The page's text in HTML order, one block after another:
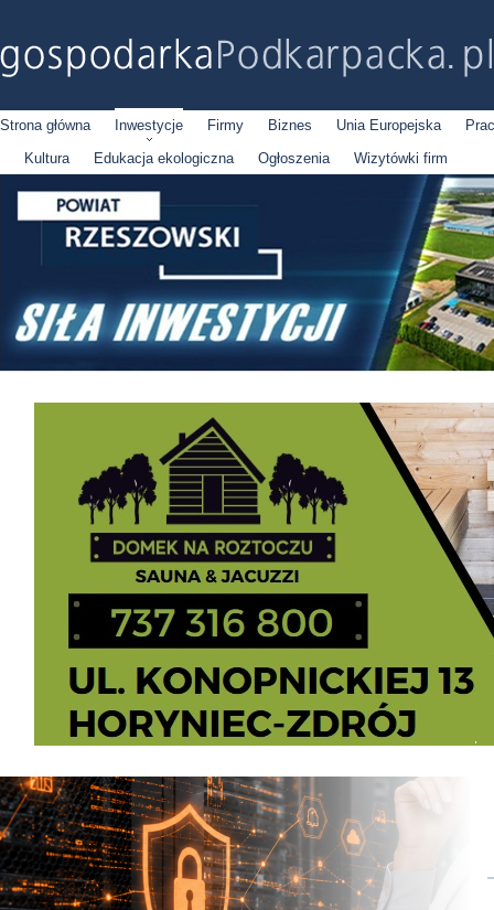
Strona główna Inwestycje Firmy Biznes Unia Europejska
Kultura
Edukacja ekologiczna Ogłoszenia Wizytówki firm